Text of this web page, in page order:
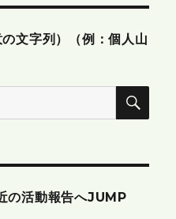
文字列）（例：個人山
検
の活動報告へJUMP